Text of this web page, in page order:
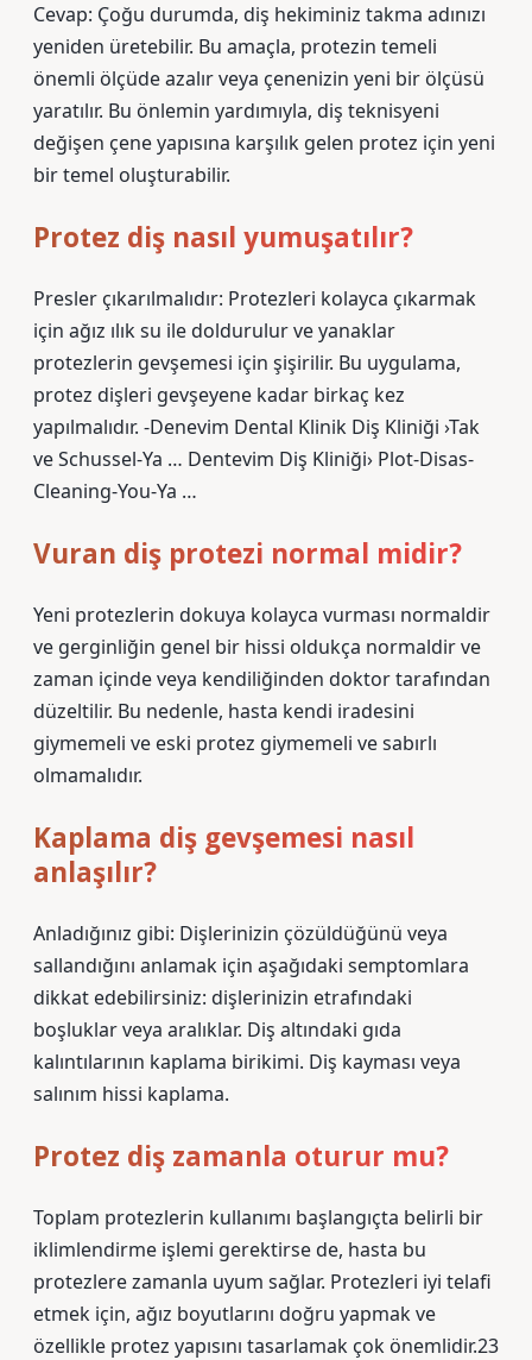
Cevap: Çoğu durumda, diş hekiminiz takma adınızı
yeniden üretebilir. Bu amaçla, protezin temeli
önemli ölçüde azalır veya çenenizin yeni bir ölçüsü
yaratılır. Bu önlemin yardımıyla, diş teknisyeni
değişen çene yapısına karşılık gelen protez için yeni
bir temel oluşturabilir.
Protez diş nasıl yumuşatılır?
Presler çıkarılmalıdır: Protezleri kolayca çıkarmak
için ağız ılık su ile doldurulur ve yanaklar
protezlerin gevşemesi için şişirilir. Bu uygulama,
protez dişleri gevşeyene kadar birkaç kez
yapılmalıdır. -Denevim Dental Klinik Diş Kliniği ›Tak
ve Schussel-Ya … Dentevim Diş Kliniği› Plot-Disas-
Cleaning-You-Ya …
Vuran diş protezi normal midir?
Yeni protezlerin dokuya kolayca vurması normaldir
ve gerginliğin genel bir hissi oldukça normaldir ve
zaman içinde veya kendiliğinden doktor tarafından
düzeltilir. Bu nedenle, hasta kendi iradesini
giymemeli ve eski protez giymemeli ve sabırlı
olmamalıdır.
Kaplama diş gevşemesi nasıl
anlaşılır?
Anladığınız gibi: Dişlerinizin çözüldüğünü veya
sallandığını anlamak için aşağıdaki semptomlara
dikkat edebilirsiniz: dişlerinizin etrafındaki
boşluklar veya aralıklar. Diş altındaki gıda
kalıntılarının kaplama birikimi. Diş kayması veya
salınım hissi kaplama.
Protez diş zamanla oturur mu?
Toplam protezlerin kullanımı başlangıçta belirli bir
iklimlendirme işlemi gerektirse de, hasta bu
protezlere zamanla uyum sağlar. Protezleri iyi telafi
etmek için, ağız boyutlarını doğru yapmak ve
özellikle protez yapısını tasarlamak çok önemlidir.23